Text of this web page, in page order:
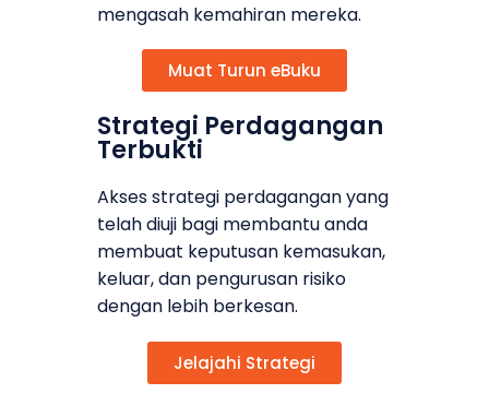
mengasah kemahiran mereka.
Muat Turun eBuku
Strategi Perdagangan
Terbukti
Akses strategi perdagangan yang
telah diuji bagi membantu anda
membuat keputusan kemasukan,
keluar, dan pengurusan risiko
dengan lebih berkesan.
Jelajahi Strategi